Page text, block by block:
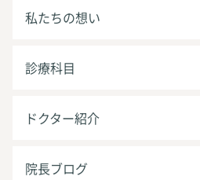
私たちの想い
診療科目
ドクター紹介
院長ブログ